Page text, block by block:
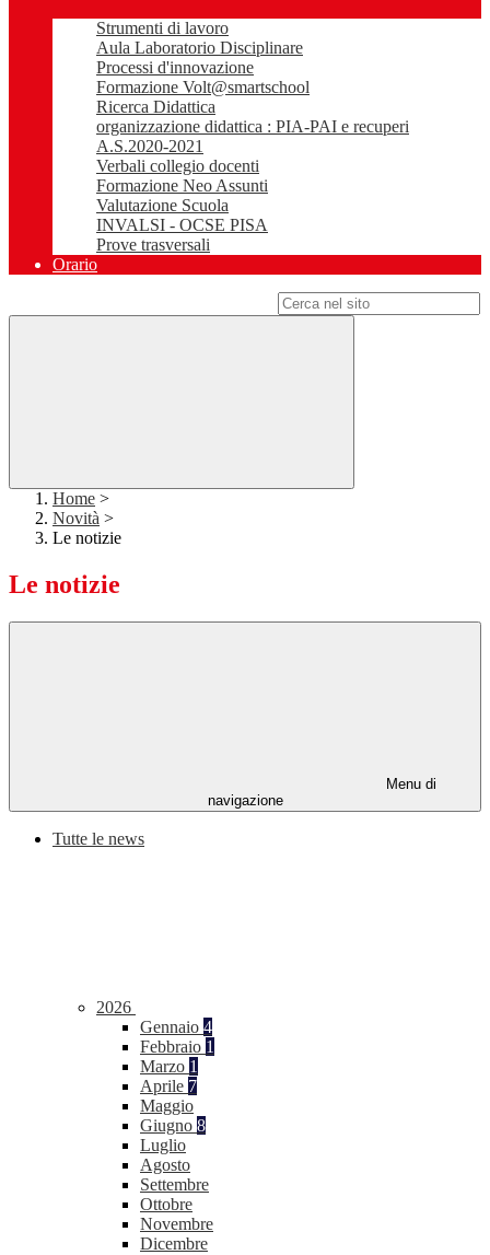
Strumenti di lavoro
Aula Laboratorio Disciplinare
Processi d'innovazione
Formazione Volt@smartschool
Ricerca Didattica
organizzazione didattica : PIA-PAI e recuperi
A.S.2020-2021
Verbali collegio docenti
Formazione Neo Assunti
Valutazione Scuola
INVALSI - OCSE PISA
Prove trasversali
Orario
Home >
Novità >
Le notizie
Le notizie
Menu di
navigazione
Tutte le news
2026
Gennaio 4
Febbraio 1
Marzo 1
Aprile 7
Maggio
Giugno 8
Luglio
Agosto
Settembre
Ottobre
Novembre
Dicembre